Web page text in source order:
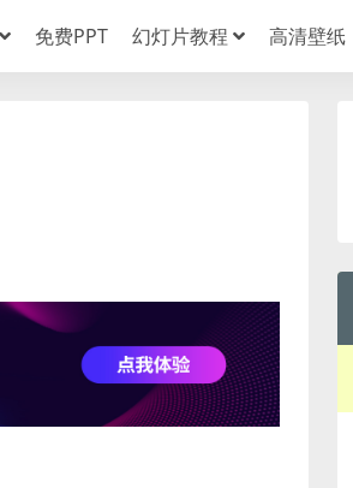
免费PPT 幻灯片教程 高清壁纸